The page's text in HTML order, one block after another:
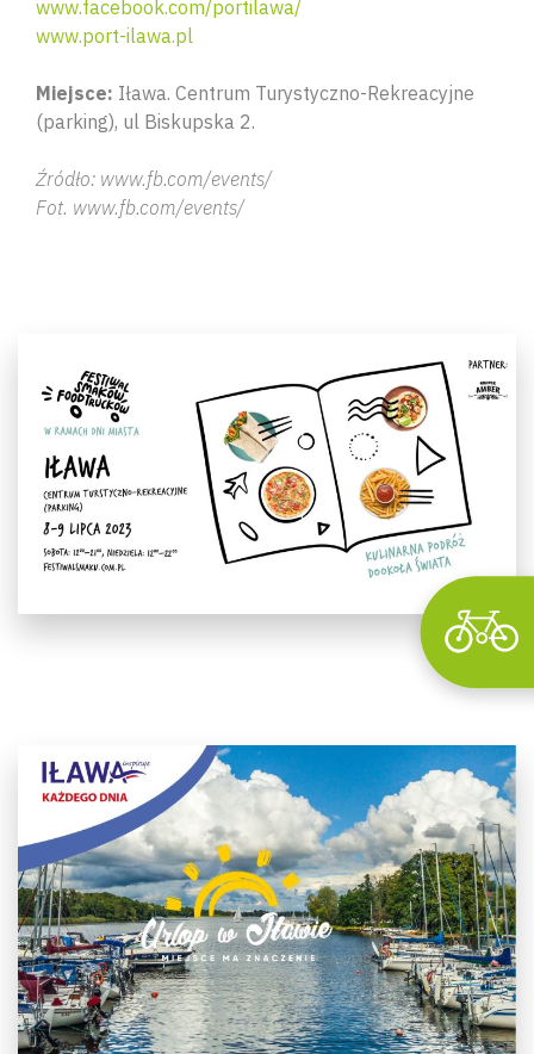
www.facebook.com/portilawa/
www.port-ilawa.pl
Miejsce: Iława. Centrum Turystyczno-Rekreacyjne
(parking), ul Biskupska 2.
Źródło: www.fb.com/events/
Fot. www.fb.com/events/